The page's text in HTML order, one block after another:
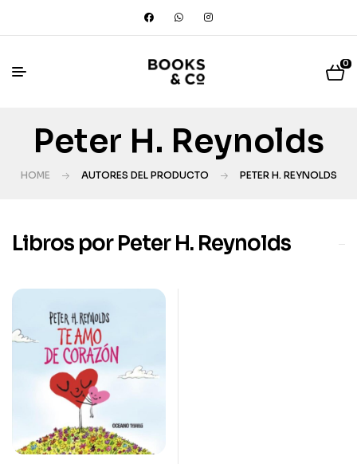
0
Peter H. Reynolds
HOME AUTORES DEL PRODUCTO PETER H. REYNOLDS
Libros por Peter H. Reynolds